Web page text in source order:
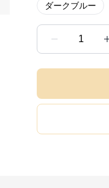
ダークブルー
1